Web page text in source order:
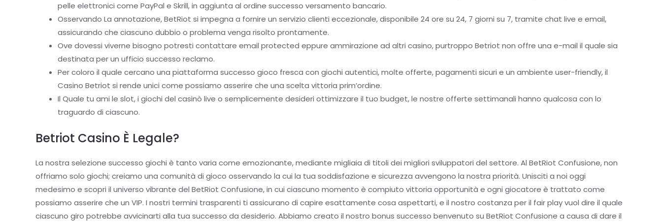
pelle elettronici come PayPal e Skrill, in aggiunta al ordine successo versamento bancario.
Osservando La annotazione, BetRiot si impegna a fornire un servizio clienti eccezionale, disponibile 24 ore su 24, 7 giorni su 7, tramite chat live e email,
assicurando che ciascuno dubbio o problema venga risolto prontamente.
Ove dovessi viverne bisogno potresti contattare email protected eppure ammirazione ad altri casino, purtroppo Betriot non offre una e-mail il quale sia
destinata per un ufficio successo reclamo.
Per coloro il quale cercano una piattaforma successo gioco fresca con giochi autentici, molte offerte, pagamenti sicuri e un ambiente user-friendly, il
Casino Betriot si rende unici come possiamo asserire che una scelta vittoria prim’ordine.
Il Quale tu ami le slot, i giochi del casinò live o semplicemente desideri ottimizzare il tuo budget, le nostre offerte settimanali hanno qualcosa con lo
traguardo di ciascuno.
Betriot Casino È Legale?
La nostra selezione successo giochi è tanto varia come emozionante, mediante migliaia di titoli dei migliori sviluppatori del settore. Al BetRiot Confusione, non
offriamo solo giochi; creiamo una comunità di gioco osservando la cui la tua soddisfazione e sicurezza avvengono la nostra priorità. Unisciti a noi oggi
medesimo e scopri il universo vibrante del BetRiot Confusione, in cui ciascuno momento è compiuto vittoria opportunità e ogni giocatore è trattato come
possiamo asserire che un VIP. I nostri termini trasparenti ti assicurano di capire esattamente cosa aspettarti, e il nostro costanza per il fair play vuol dire il quale
ciascuno giro potrebbe avvicinarti alla tua successo da desiderio. Abbiamo creato il nostro bonus successo benvenuto su BetRiot Confusione a causa di dare il